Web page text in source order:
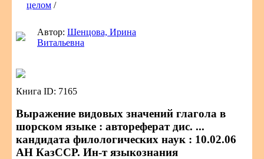
целом /
Автор: Шенцова, Ирина
Витальевна
Книга ID: 7165
Выражение видовых значений глагола в
шорском языке : автореферат дис. ...
кандидата филологических наук : 10.02.06
АН КазССР. Ин-т языкознания